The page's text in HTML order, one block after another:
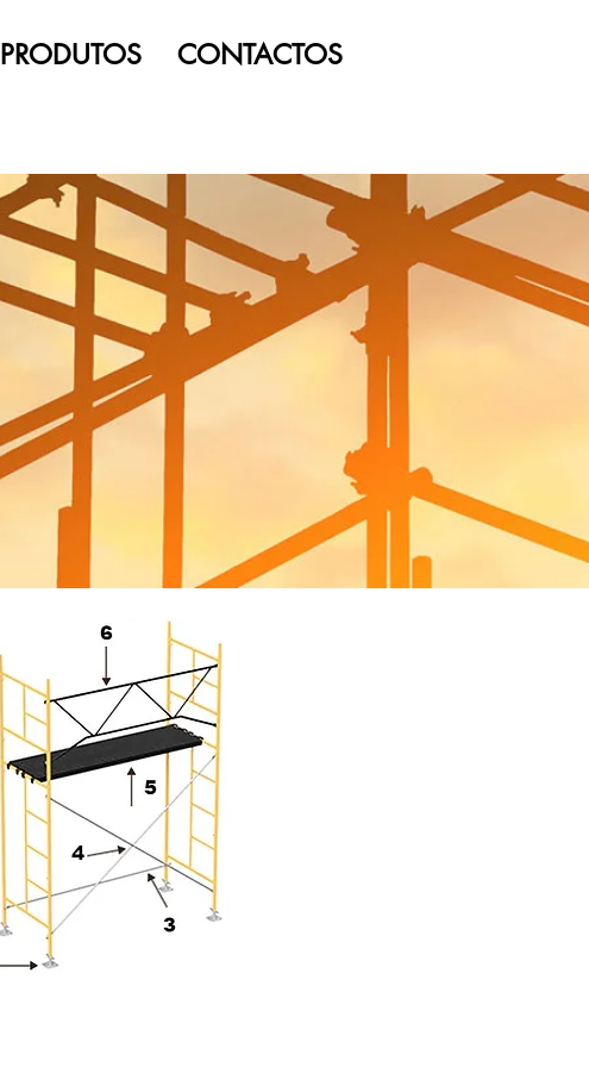
PRODUTOS CONTACTOS